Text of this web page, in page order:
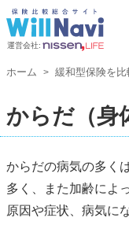
運営会社:
ホーム 緩和型保険を比
からだ（身
からだの病気の多く
多く、また加齢によ
原因や症状、病気に